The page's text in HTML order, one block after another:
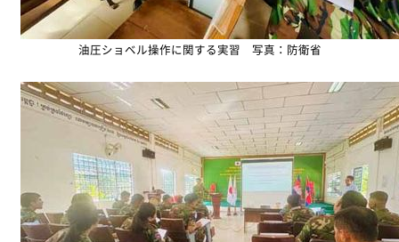
油圧ショベル操作に関する実習 写真：防衛省